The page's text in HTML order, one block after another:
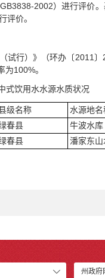
2002）进行评价
评价。
试行）》（环办〔2011
100%。
式饮用水水源水质状况
级名称 水源地名
春县
牛波水库
春县
潘家东山
州政府